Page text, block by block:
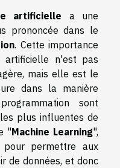
artificielle a une
prononcée dans le
. Cette importance
artificielle n'est pas
mais elle est le
dans la manière
sont
plus influentes de
"Machine Learning",
permettre aux
de données, et donc